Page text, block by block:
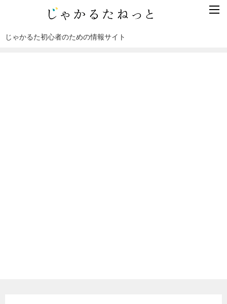
じゃかるた初心者のための情報サイト